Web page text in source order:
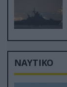
ΝΑΥΤΙΚΟ